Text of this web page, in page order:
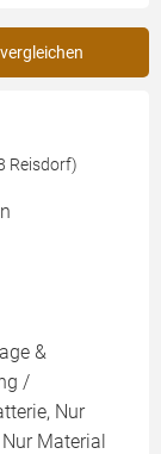
Reisdorf)
&
/
Nur
Material